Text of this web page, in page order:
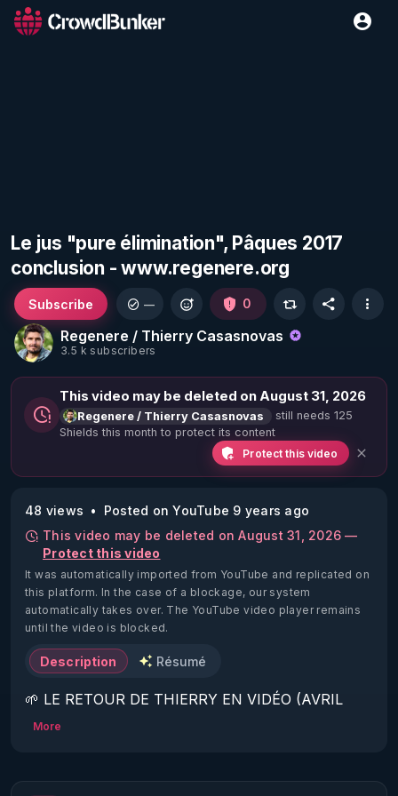
Le jus "pure élimination", Pâques 2017
conclusion - www.regenere.org
Regenere / Thierry Casasnovas
3.5 k subscribers
Subscribe — 0
This video may be deleted on August 31, 2026
Regenere / Thierry Casasnovas
still needs 125
Shields this month to protect its content
Protect this video
48 views
Posted on YouTube 9 years ago
This video may be deleted on August 31, 2026 —
Protect this video
It was automatically imported from YouTube and replicated on
this platform. In the case of a blockage, our system
automatically takes over. The YouTube video player remains
until the video is blocked.
Description Résumé
🌱 LE RETOUR DE THIERRY EN VIDÉO (AVRIL
2022)!
https://www.rgnr.fr/presentation.html
More